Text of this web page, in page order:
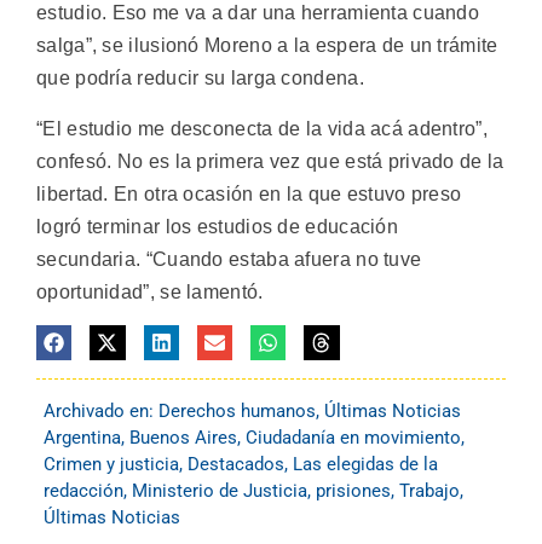
estudio. Eso me va a dar una herramienta cuando
salga”, se ilusionó Moreno a la espera de un trámite
que podría reducir su larga condena.
“El estudio me desconecta de la vida acá adentro”,
confesó. No es la primera vez que está privado de la
libertad. En otra ocasión en la que estuvo preso
logró terminar los estudios de educación
secundaria. “Cuando estaba afuera no tuve
oportunidad”, se lamentó.
Archivado en: Derechos humanos, Últimas Noticias
Argentina, Buenos Aires, Ciudadanía en movimiento,
Crimen y justicia, Destacados, Las elegidas de la
redacción, Ministerio de Justicia, prisiones, Trabajo,
Últimas Noticias